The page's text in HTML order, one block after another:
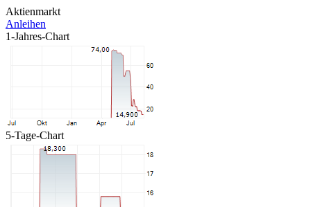
Aktienmarkt
Anleihen
1-Jahres-Chart
5-Tage-Chart